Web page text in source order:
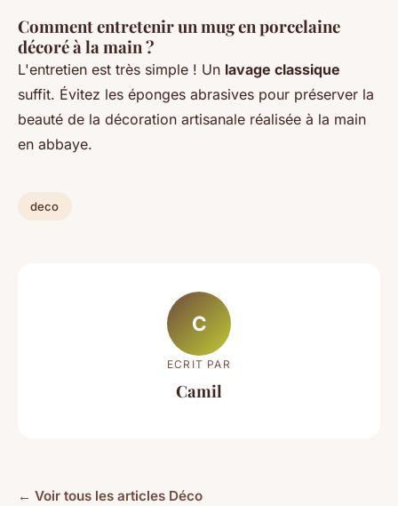
Comment entretenir un mug en porcelaine
décoré à la main ?
L'entretien est très simple ! Un lavage classique
suffit. Évitez les éponges abrasives pour préserver la
beauté de la décoration artisanale réalisée à la main
en abbaye.
deco
C
ECRIT PAR
Camil
← Voir tous les articles Déco